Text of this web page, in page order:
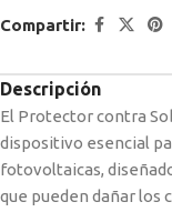
Compartir:
Descripción
El Protector contra
dispositivo esencial
fotovoltaicas,
que pueden dañar los